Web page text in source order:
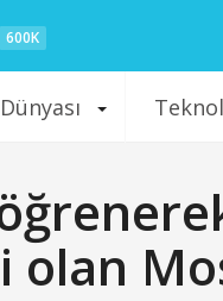
600K
olan